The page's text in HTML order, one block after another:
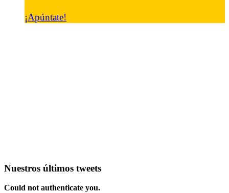
¡Apúntate!
Nuestros últimos tweets
Could not authenticate you.